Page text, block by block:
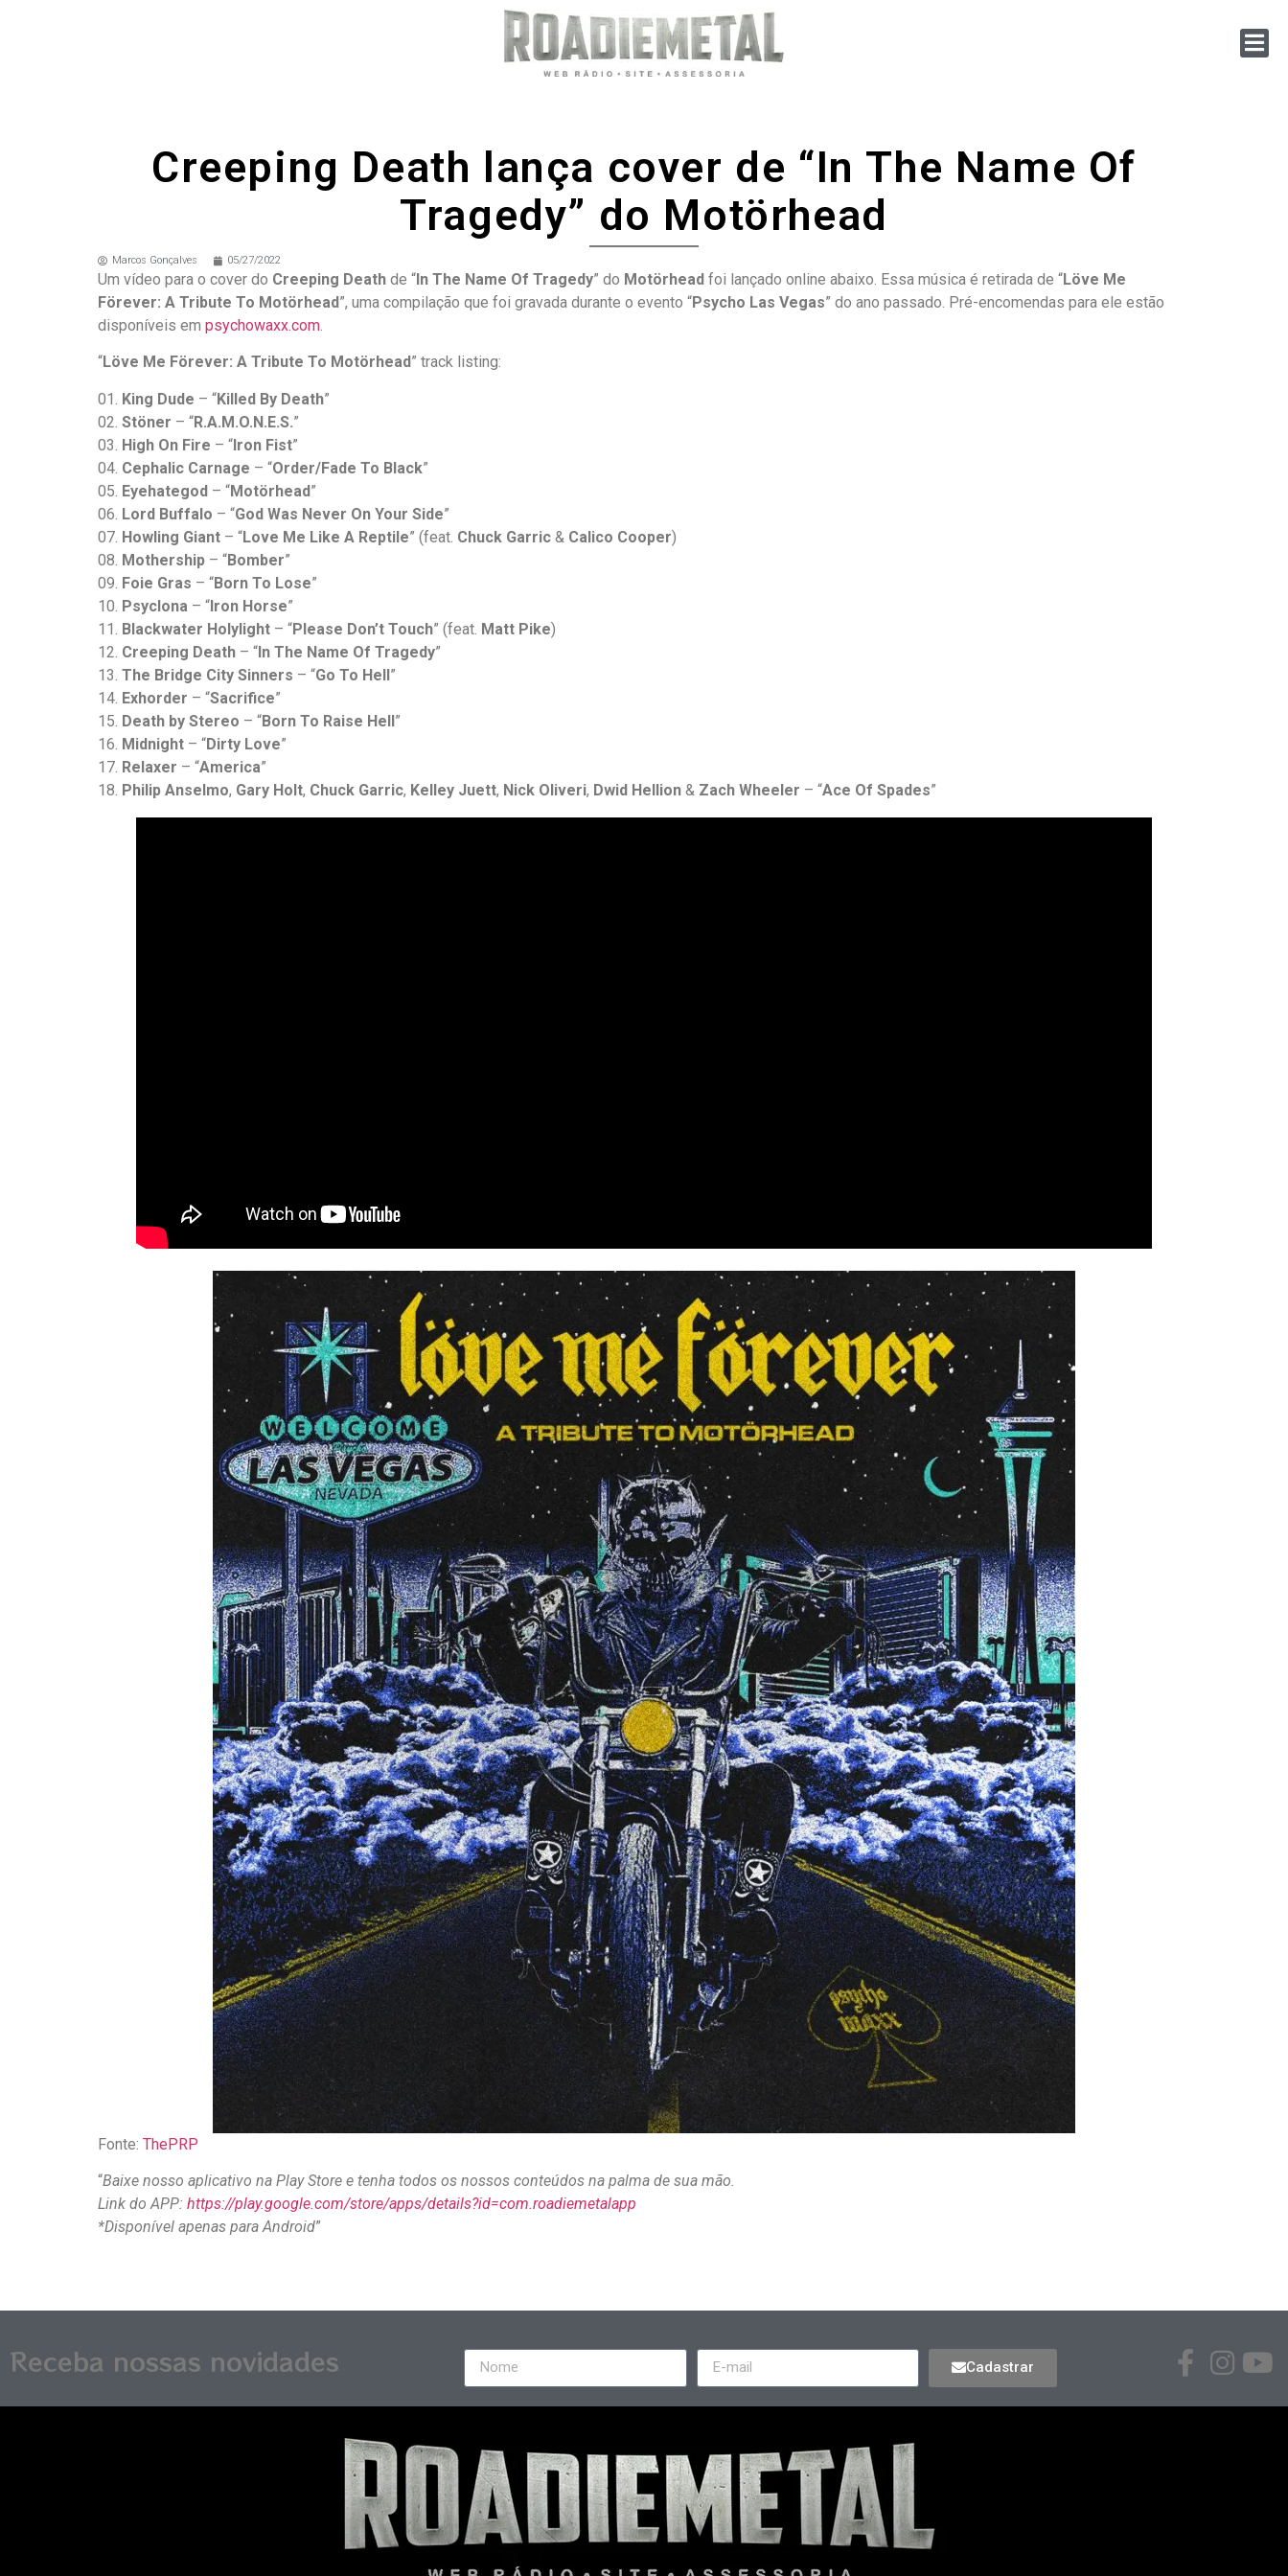
Creeping Death lança cover de “In The Name Of
Tragedy” do Motörhead
Marcos Gonçalves 05/27/2022
Um vídeo para o cover do Creeping Death de “In The Name Of Tragedy” do Motörhead foi lançado online abaixo. Essa música é retirada de “Löve Me
Förever: A Tribute To Motörhead”, uma compilação que foi gravada durante o evento “Psycho Las Vegas” do ano passado. Pré-encomendas para ele estão
disponíveis em psychowaxx.com.
“Löve Me Förever: A Tribute To Motörhead ” track listing:
01. King Dude – “Killed By Death”
02. Stöner – “R.A.M.O.N.E.S.”
03. High On Fire – “Iron Fist”
04. Cephalic Carnage – “Order/Fade To Black”
05. Eyehategod – “Motörhead”
06. Lord Buffalo – “God Was Never On Your Side”
07. Howling Giant – “Love Me Like A Reptile” (feat. Chuck Garric & Calico Cooper)
08. Mothership – “Bomber”
09. Foie Gras – “Born To Lose”
10. Psyclona – “Iron Horse”
11. Blackwater Holylight – “Please Don’t Touch” (feat. Matt Pike)
12. Creeping Death – “In The Name Of Tragedy”
13. The Bridge City Sinners – “Go To Hell”
14. Exhorder – “Sacrifice”
15. Death by Stereo – “Born To Raise Hell”
16. Midnight – “Dirty Love”
17. Relaxer – “America”
18. Philip Anselmo, Gary Holt, Chuck Garric, Kelley Juett, Nick Oliveri, Dwid Hellion & Zach Wheeler – “Ace Of Spades”
Fonte: ThePRP
“Baixe nosso aplicativo na Play Store e tenha todos os nossos conteúdos na palma de sua mão.
Link do APP: https://play.google.com/store/apps/details?id=com.roadiemetalapp
*Disponível apenas para Android”
Receba nossas novidades Cadastrar